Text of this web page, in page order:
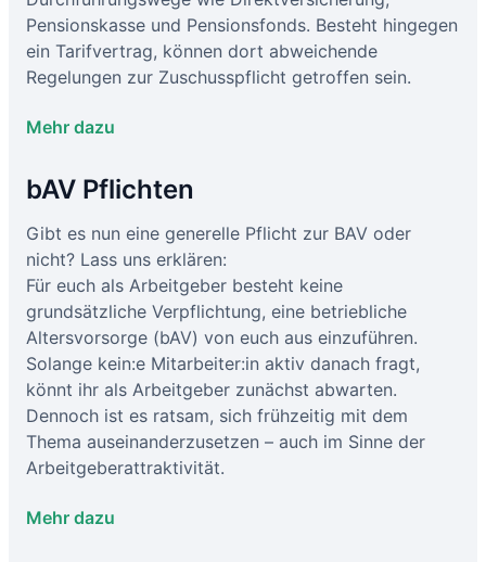
Pensionskasse und Pensionsfonds. Besteht hingegen
ein Tarifvertrag, können dort abweichende
Regelungen zur Zuschusspflicht getroffen sein.
Mehr dazu
bAV Pflichten
Gibt es nun eine generelle Pflicht zur BAV oder
nicht? Lass uns erklären:
Für euch als Arbeitgeber besteht keine
grundsätzliche Verpflichtung, eine betriebliche
Altersvorsorge (bAV) von euch aus einzuführen.
Solange kein:e Mitarbeiter:in aktiv danach fragt,
könnt ihr als Arbeitgeber zunächst abwarten.
Dennoch ist es ratsam, sich frühzeitig mit dem
Thema auseinanderzusetzen – auch im Sinne der
Arbeitgeberattraktivität.
Mehr dazu